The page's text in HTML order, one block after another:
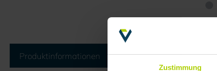
Zustimmung
Produktinformationen Bewertungen